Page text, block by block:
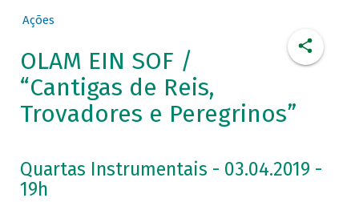
Ações
OLAM EIN SOF /
“Cantigas de Reis,
Trovadores e Peregrinos”
Quartas Instrumentais - 03.04.2019 -
19h